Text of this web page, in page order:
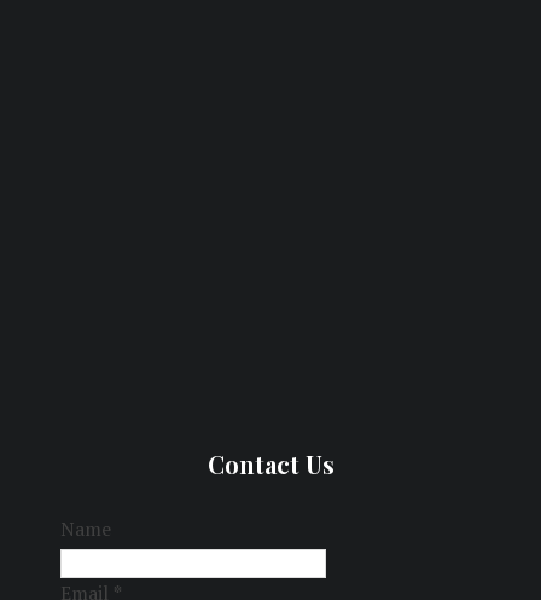
Contact Us
Name
Email *